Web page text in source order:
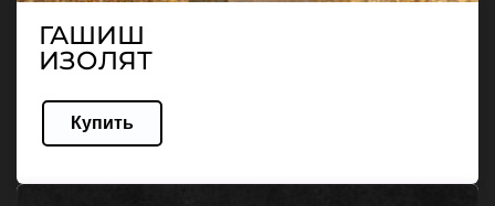
ГАШИШ
ИЗОЛЯТ
Купить